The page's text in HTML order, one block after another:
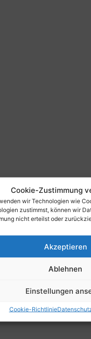
Cookie-Zustimmung
wir Technologien wie
zustimmst, können wir
nicht erteilst oder
Akzeptieren
Ablehnen
Einstellungen
Cookie-Richtlinie